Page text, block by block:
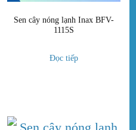
Sen cây nóng lạnh Inax BFV-
1115S
Đọc tiếp